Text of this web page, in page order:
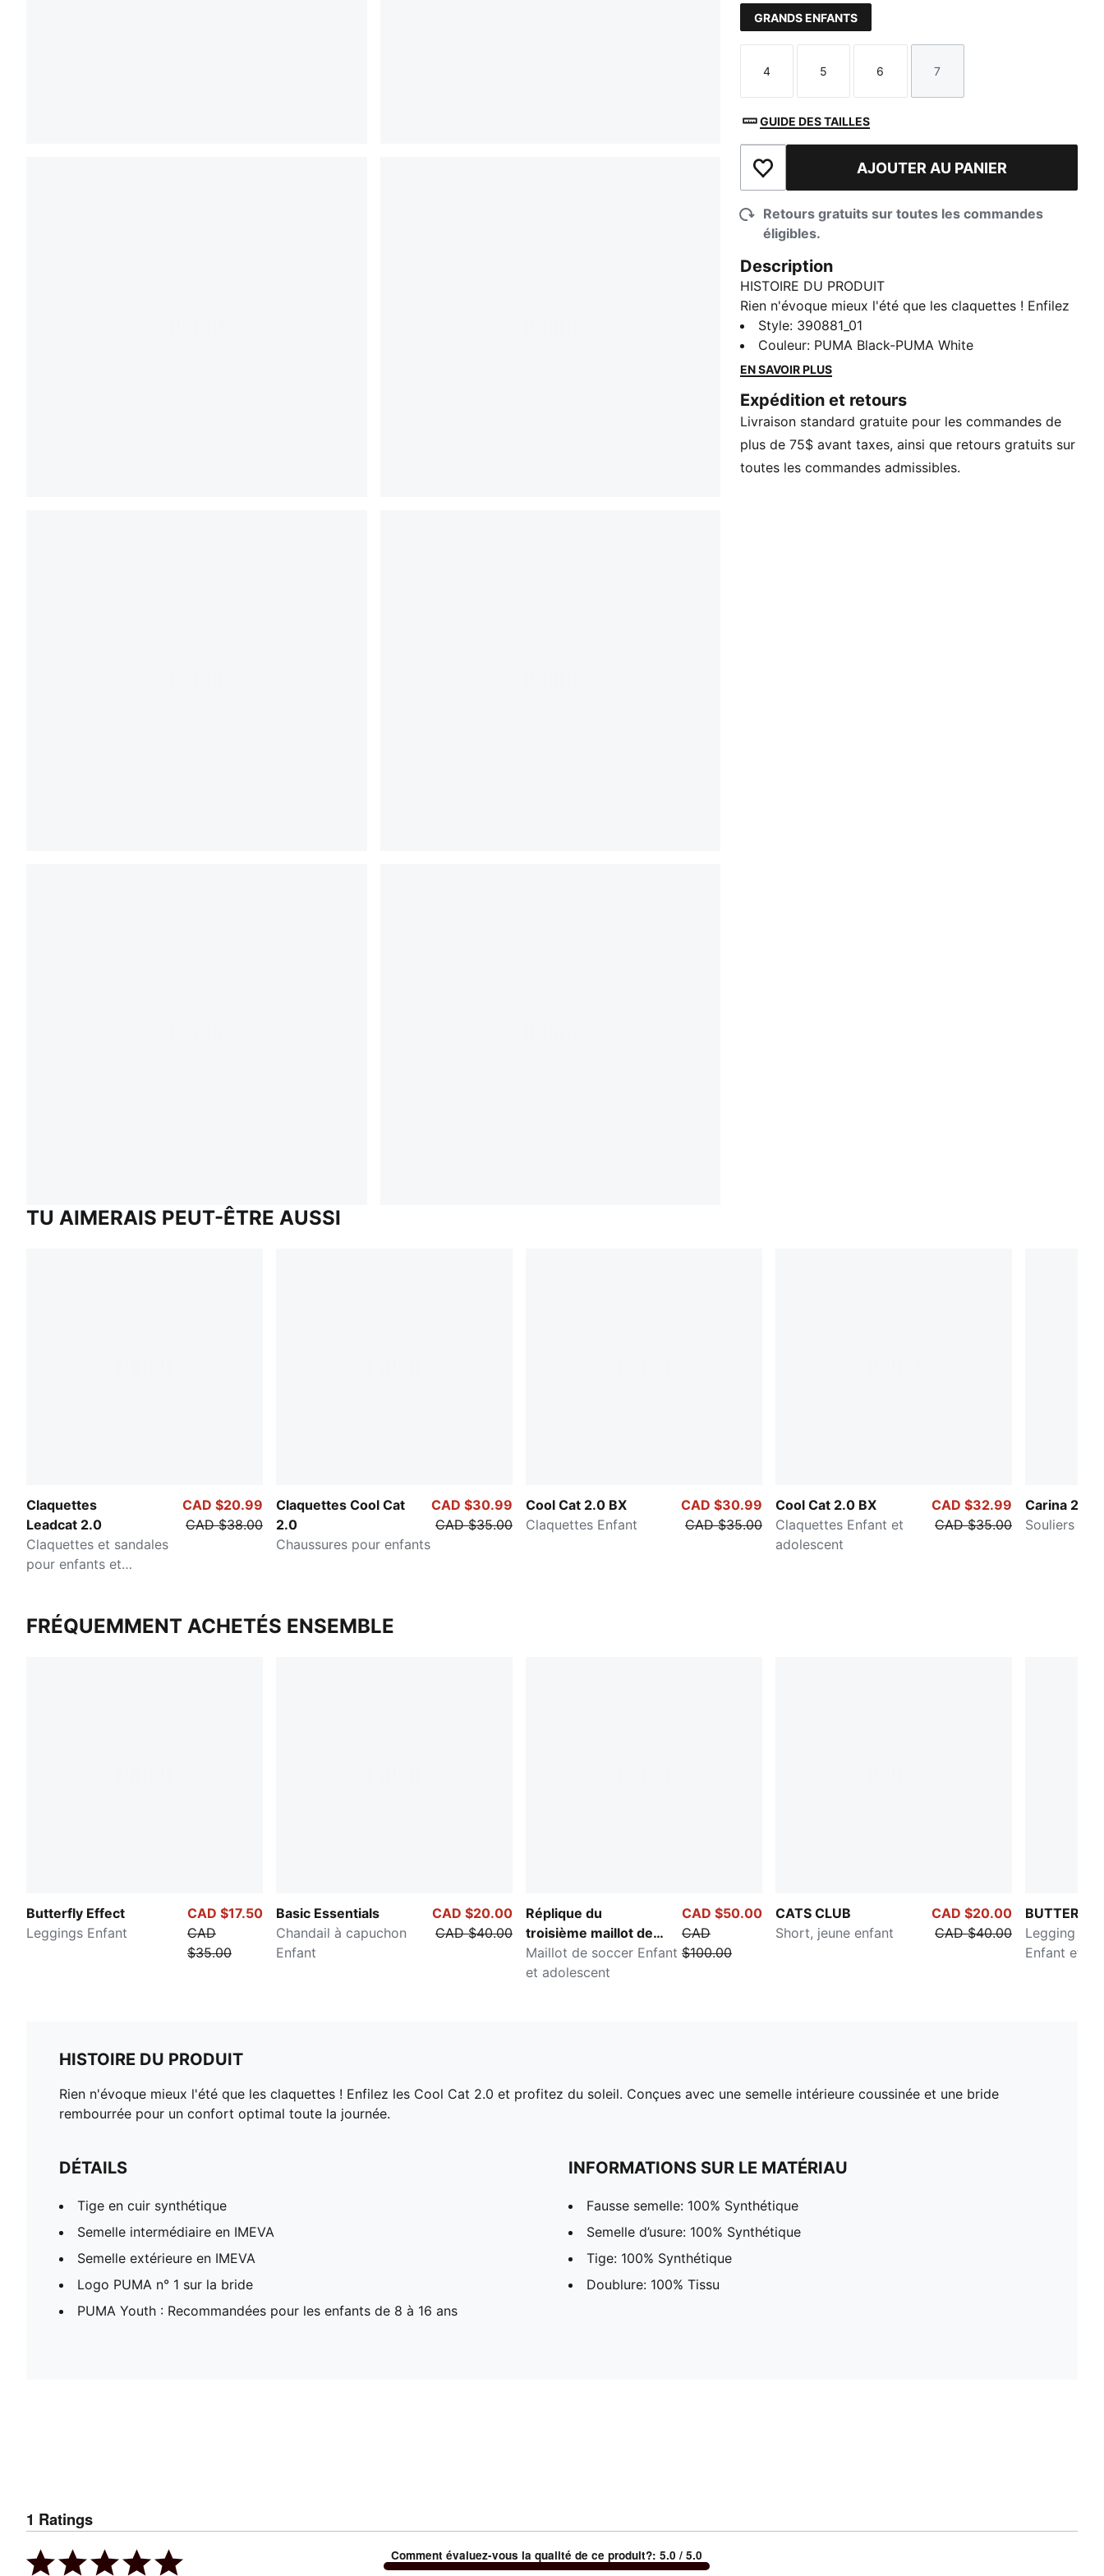
GRANDS ENFANTS
Taille
4
Taille
5
Taille
6
Taille
7
GUIDE DES TAILLES
Ajouter à la liste de souhaits
AJOUTER AU PANIER
Retours gratuits sur toutes les commandes
éligibles.
Description
HISTOIRE DU PRODUIT
Rien n'évoque mieux l'été que les claquettes ! Enfilez
les Cool Cat 2.0 et profitez du soleil. Conçues avec
une semelle intérieure coussinée et une bride
rembourrée pour un confort optimal toute la journée.
Tige en cuir synthétique
Semelle intermédiaire en IMEVA
Semelle extérieure en IMEVA
Logo PUMA n° 1 sur la bride
Style: 390881_01
Couleur: PUMA Black-PUMA White
EN SAVOIR PLUS
Expédition et retours
Livraison standard gratuite pour les commandes de
plus de 75$ avant taxes, ainsi que retours gratuits sur
toutes les commandes admissibles.
TU AIMERAIS PEUT-ÊTRE AUSSI
Claquettes
Leadcat 2.0
Claquettes et sandales
pour enfants et
CAD $20.99
CAD $38.00
Claquettes Cool Cat
2.0
Chaussures pour enfants
CAD $30.99
CAD $35.00
Cool Cat 2.0 BX
Claquettes Enfant
CAD $30.99
CAD $35.00
Cool Cat 2.0 BX
Claquettes Enfant et
adolescent
CAD $32.99
CAD $35.00
Carina 2.0
Souliers
FRÉQUEMMENT ACHETÉS ENSEMBLE
Butterfly Effect
Leggings Enfant
CAD $17.50
CAD
$35.00
Basic Essentials
Chandail à capuchon
Enfant
CAD $20.00
CAD $40.00
Réplique du
troisième maillot de
Manchester City
25/26
Maillot de soccer Enfant
et adolescent
CAD $50.00
CAD
$100.00
CATS CLUB
Short, jeune enfant
CAD $20.00
CAD $40.00
Legging
Enfant et
HISTOIRE DU PRODUIT
Rien n'évoque mieux l'été que les claquettes ! Enfilez les Cool Cat 2.0 et profitez du soleil. Conçues avec une semelle intérieure coussinée et une bride
rembourrée pour un confort optimal toute la journée.
DÉTAILS
Tige en cuir synthétique
Semelle intermédiaire en IMEVA
Semelle extérieure en IMEVA
Logo PUMA n° 1 sur la bride
PUMA Youth : Recommandées pour les enfants de 8 à 16 ans
INFORMATIONS SUR LE MATÉRIAU
Fausse semelle: 100% Synthétique
Semelle d’usure: 100% Synthétique
Tige: 100% Synthétique
Doublure: 100% Tissu
1 Ratings
Comment évaluez-vous la qualité de ce produit?:5.0 / 5.0